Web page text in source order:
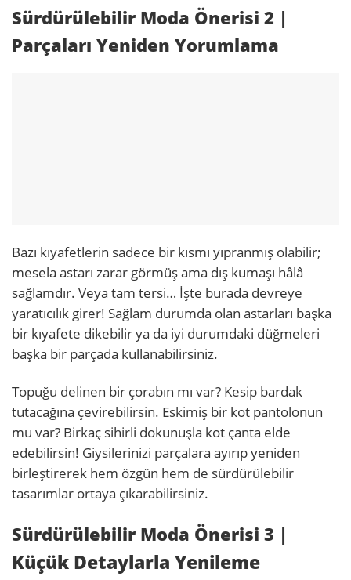
Sürdürülebilir Moda Önerisi 2 |
Parçaları Yeniden Yorumlama
Bazı kıyafetlerin sadece bir kısmı yıpranmış olabilir;
mesela astarı zarar görmüş ama dış kumaşı hâlâ
sağlamdır. Veya tam tersi… İşte burada devreye
yaratıcılık girer! Sağlam durumda olan astarları başka
bir kıyafete dikebilir ya da iyi durumdaki düğmeleri
başka bir parçada kullanabilirsiniz.
Topuğu delinen bir çorabın mı var? Kesip bardak
tutacağına çevirebilirsin. Eskimiş bir kot pantolonun
mu var? Birkaç sihirli dokunuşla kot çanta elde
edebilirsin! Giysilerinizi parçalara ayırıp yeniden
birleştirerek hem özgün hem de sürdürülebilir
tasarımlar ortaya çıkarabilirsiniz.
Sürdürülebilir Moda Önerisi 3 |
Küçük Detaylarla Yenileme